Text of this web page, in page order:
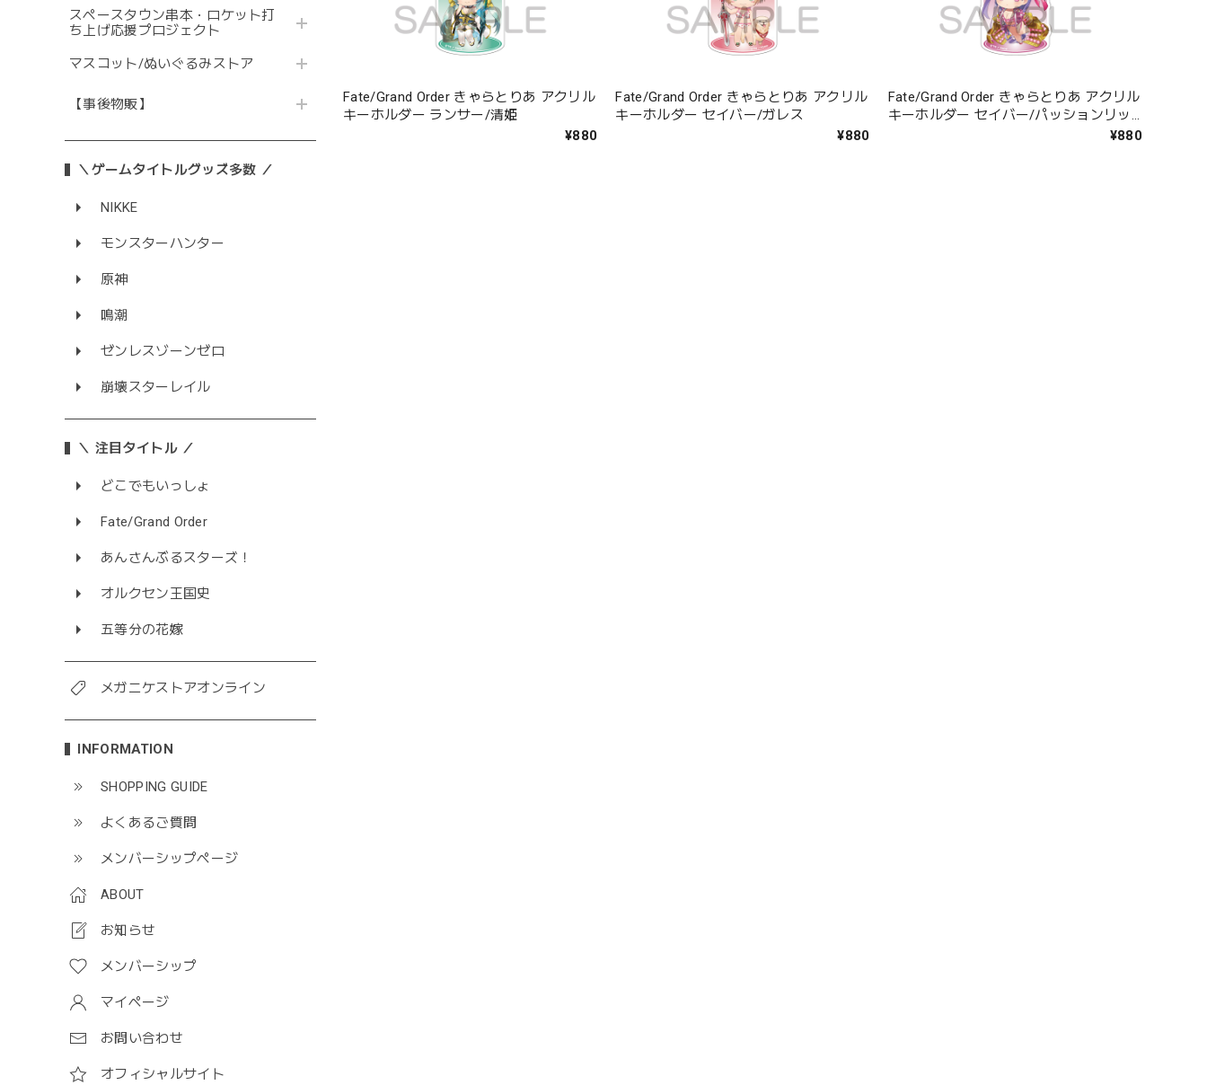
スペースタウン串本・ロケット打
ち上げ応援プロジェクト
マスコット/ぬいぐるみストア
【事後物販】
＼ゲームタイトルグッズ多数 ／
NIKKE
モンスターハンター
原神
鳴潮
ゼンレスゾーンゼロ
崩壊スターレイル
＼ 注目タイトル ／
どこでもいっしょ
Fate/Grand Order
あんさんぶるスターズ！
オルクセン王国史
五等分の花嫁
メガニケストアオンライン
INFORMATION
SHOPPING GUIDE
よくあるご質問
メンバーシップページ
ABOUT
お知らせ
メンバーシップ
マイページ
お問い合わせ
オフィシャルサイト
Fate/Grand Order きゃらとりあ アクリル
キーホルダー ランサー/清姫
¥880
Fate/Grand Order きゃらとりあ アクリル
キーホルダー セイバー/ガレス
¥880
Fate/Grand Order きゃらとりあ アクリル
キーホルダー セイバー/パッションリッ
¥880